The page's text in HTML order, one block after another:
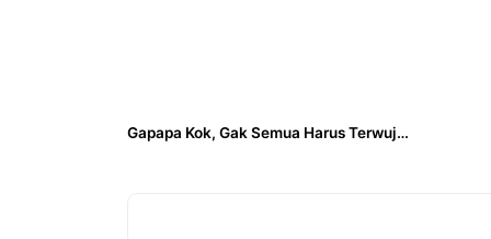
Gapapa Kok, Gak Semua Harus Terwujud Hari Ini - Dono Salim